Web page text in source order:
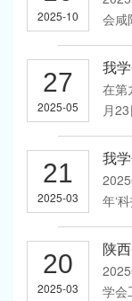
灾
测技
2025-10
会咸
国际
创
量
路...
27
2025-05
在第
月
南、
水
水
生
21
2025-03
年‘
专业
北
事
20
2025-03
学会